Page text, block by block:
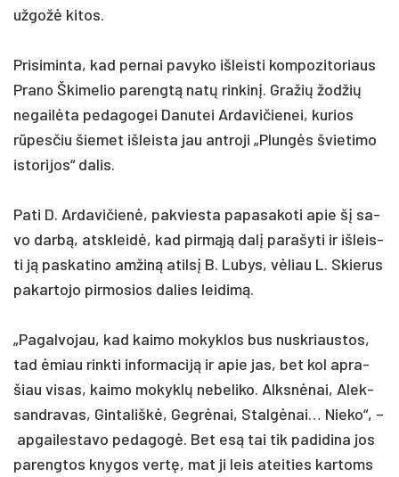
už­gožė ki­tos.
Pri­simin­ta, kad per­nai pa­vy­ko iš­leis­ti kom­po­zi­to­riaus
Pra­no Ški­me­lio pa­rengtą natų rin­kinį. Gra­žių žod­žių
ne­gailė­ta pe­da­go­gei Da­nu­tei Ar­da­vi­čie­nei, ku­rios
rūpes­čiu šie­met iš­leis­ta jau ant­ro­ji „Plungės švie­ti­mo
is­to­ri­jos“ da­lis.
Pa­ti D. Ar­da­vi­čienė, pa­kvies­ta pa­pa­sa­ko­ti apie šį sa­
vo darbą, atskleidė, kad pirmąją dalį pa­ra­šy­ti ir iš­leis­
ti ją pa­ska­ti­no am­žiną atilsį B. Lu­bys, vėliau L. Skie­rus
pa­kar­to­jo pir­mo­sios da­lies lei­dimą.
„Pa­gal­vo­jau, kad kai­mo mo­kyk­los bus nu­skriaus­tos,
tad ėmiau rink­ti in­for­ma­ciją ir apie jas, bet kol ap­ra­
šiau vi­sas, kai­mo mo­kyklų ne­be­li­ko. Alksnė­nai, Alek­
sand­ra­vas, Gin­ta­liškė, Gegrė­nai, Stalgė­nai… Nie­ko“, –
ap­gai­les­ta­vo pe­da­gogė. Bet esą tai tik pa­di­di­na jos
pa­reng­tos kny­gos vertę, mat ji leis atei­ties kar­toms